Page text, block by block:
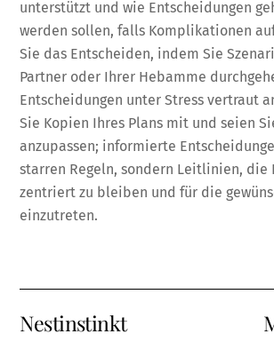
unterstützt und wie Entscheidungen
werden sollen, falls Komplikationen
Sie das Entscheiden, indem Sie
Partner oder Ihrer Hebamme
Entscheidungen unter Stress vertraut
Sie Kopien Ihres Plans mit und seien
anzupassen; informierte
starren Regeln, sondern Leitlinien, die
zentriert zu bleiben und für die
einzutreten.
Nestinstinkt